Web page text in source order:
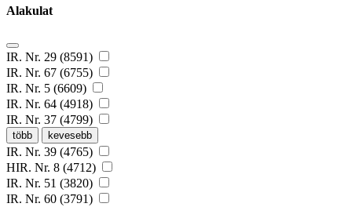
Alakulat
IR. Nr. 29 (8591)
IR. Nr. 67 (6755)
IR. Nr. 5 (6609)
IR. Nr. 64 (4918)
IR. Nr. 37 (4799)
több kevesebb
IR. Nr. 39 (4765)
HIR. Nr. 8 (4712)
IR. Nr. 51 (3820)
IR. Nr. 60 (3791)